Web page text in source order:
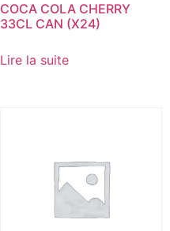
COCA COLA CHERRY
33CL CAN (X24)
Lire la suite